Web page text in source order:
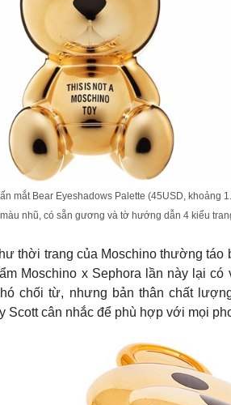
mắt Bear Eyeshadows Palette (45USD, khoảng
nhũ, có sẵn gương và tờ hướng dẫn 4 kiểu
thời trang của Moschino thường
Moschino x Sephora lần này lại
chối từ, nhưng bản thân chất
Scott cân nhắc để phù hợp với mọi